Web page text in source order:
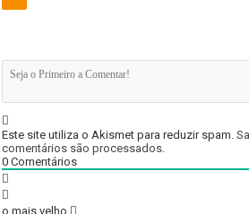
Este site utiliza o Akismet para reduzir spam.
comentários são processados.
0 Comentários
o mais velho